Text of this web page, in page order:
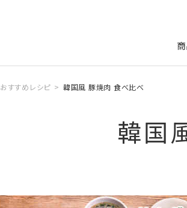
おすすめレシピ 韓国風 豚焼肉 食べ比べ
韓国